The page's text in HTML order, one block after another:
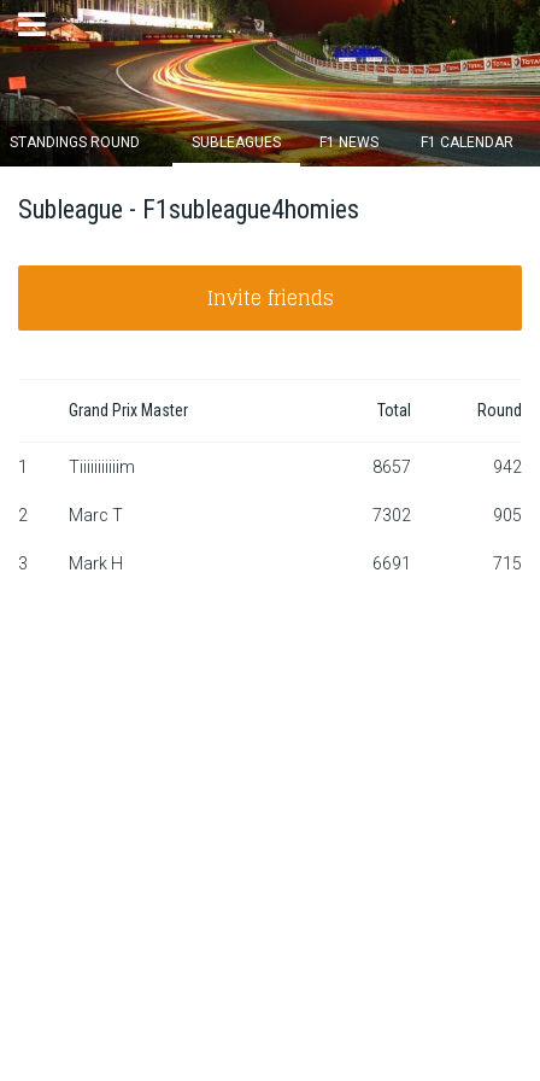
×
14d : 59
Login
Standings
Standings round
STANDINGS ROUND SUBLEAGUES F1 NEWS F1 CALENDAR
Subleague - F1subleague4homies
Invite friends
Grand Prix Master Total Round
1 Tiiiiiiiiiiim 8657 942
2 Marc T 7302 905
3 Mark H 6691 715